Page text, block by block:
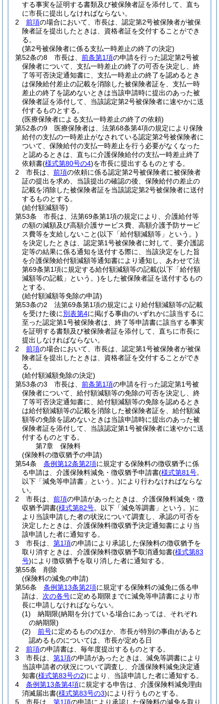
する事実を証明する書類及び被保険者証を添付して、直ち
に市長に提出しなければならない。
2
前項の場合において、市長は、認定第2号被保険者が被保
険者証を提出したときは、資格者証を交付することができ
る。
(第2号被保険者に係る支払一時差止の終了の決定)
第52条の8
市長は、 前条第1項の申請を行った認定第2号被
保険者について、支払一時差止の終了の可否を決定し、終
了等可否決定通知書に、支払一時差止の終了を認めるとき
は保険給付差止の記載を消除した被保険者証を、支払一時
差止の終了を認めないときは当該申請時に提出のあった被
保険者証を添付して、当該認定第2号被保険者に速やかに送
付するものとする。
(医療保険者による支払一時差止の終了の依頼)
第52条の9
医療保険者は、法第68条第4項の規定により保険
給付の支払の一時差止がなされている認定第2号被保険者に
ついて、保険給付の支払一時差止を行う必要がなくなった
と認めるときは、直ちに介護保険給付の支払一時差止終了
依頼書(様式第80号の4)を市長に提出するものとする。
2
市長は、 前項の依頼に係る認定第2号被保険者に被保険者
証の提出を求め、当該提出の確認の後、保険給付の差止の
記載を消除した被保険者証を当該認定第2号被保険者に送付
するものとする。
(給付額減額等)
第53条
市長は、法第69条第1項の規定により、介護給付等
の額の減額及び高額介護サービス費、高額介護予防サービ
ス費等を支給しないこと(以下「給付額減額等」という。)
を決定したときは、認定第1号被保険者に対して、要介護認
定等の結果に係る通知を送付する際に、当該決定をした旨
を介護保険給付額減額等通知書により通知し、あわせて法
第69条第1項に規定する給付額減額等の記載(以下「給付額
減額等の記載」という。)をした被保険者証を送付するもの
とする。
(給付額減額等免除の申請)
第53条の2
法第69条第1項の規定により給付額減額等の記載
を受けた後に別表第4に掲げる事由のいずれかに該当するに
至った認定第1号被保険者は、終了等申請書に該当する事実
を証明する書類及び被保険者証を添付して、直ちに市長に
提出しなければならない。
2
前項の場合において、市長は、認定第1号被保険者が被保
険者証を提出したときは、資格者証を交付することができ
る。
(給付額減額免除の決定)
第53条の3
市長は、 前条第1項の申請を行った認定第1号被
保険者について、給付額減額等の免除の可否を決定し、終
了等可否決定通知書に、給付額減額等の免除を認めるとき
は給付額減額等の記載を消除した被保険者証を、給付額減
額等の免除を認めないときは当該申請時に提出のあった被
保険者証を添付して、当該認定第1号被保険者に速やかに送
付するものとする。
第7章
保険料
(保険料の徴収猶予の申請)
第54条
条例第12条第2項に規定する保険料の徴収猶予に係
る申請は、介護保険料減免・徴収猶予申請書(様式第81号。
以下「減免等申請書」という。)により行わなければならな
い。
2
市長は、 前項の申請があったときは、介護保険料減免・徴
収猶予調書(様式第82号。以下「減免等調書」という。)に
より当該申請した者の状況について調査し、承認の可否を
決定したときは、介護保険料徴収猶予決定通知書により当
該申請した者に通知する。
3
市長は、 第1項の申請により承認した保険料の徴収猶予を
取り消すときは、介護保険料徴収猶予取消通知書(様式第83
号)により徴収猶予を取り消した者に通知する。
第55条
削除
(保険料の減免の申請)
第56条
条例第13条第2項に規定する保険料の減免に係る申
請は、 次の各号に定める期限までに減免等申請書により市
長に申請しなければならない。
(1)
納期限(納期を分けている場合にあっては、それぞれ
の納期限)
(2)
前号に定めるもののほか、市長が特別の事由があると
認めるものについては、市長が定める日
2
前項の申請書は、毎年度提出するものとする。
3
市長は、 第1項の申請があったときは、減免等調書により
当該申請者の状況について調査し、介護保険料減免決定通
知書(様式第83号の2)により、当該申請した者に通知する。
4
条例第13条第4項に規定する申告は、介護保険料減免理由
消滅届出書(様式第83号の3)により行うものとする。
5
市長は、 第1項の申請により承認した保険料の減免を取り